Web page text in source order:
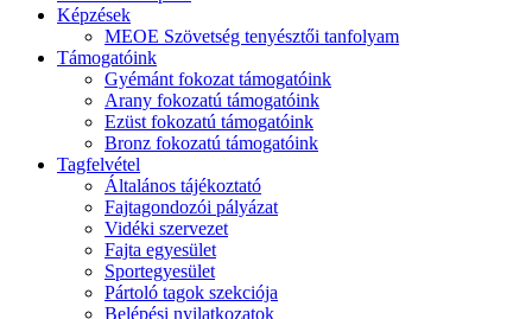
Képzések
MEOE Szövetség tenyésztői tanfolyam
Támogatóink
Gyémánt fokozat támogatóink
Arany fokozatú támogatóink
Ezüst fokozatú támogatóink
Bronz fokozatú támogatóink
Tagfelvétel
Általános tájékoztató
Fajtagondozói pályázat
Vidéki szervezet
Fajta egyesület
Sportegyesület
Pártoló tagok szekciója
Belépési nyilatkozatok